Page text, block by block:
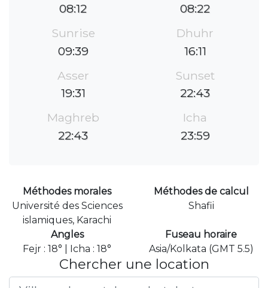
08:12
08:22
Sunrise
09:39
Dhuhr
16:11
Asser
19:31
Sunset
22:43
Maghreb
22:43
Icha
23:59
Méthodes morales
Université des Sciences
islamiques, Karachi
Méthodes de calcul
Shafii
Angles
Fejr : 18° | Icha : 18°
Fuseau horaire
Asia/Kolkata (GMT 5.5)
Chercher une location